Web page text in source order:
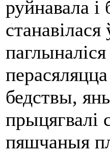
руйнавала
бедствы,
прыцягвалі
пяшчаныя